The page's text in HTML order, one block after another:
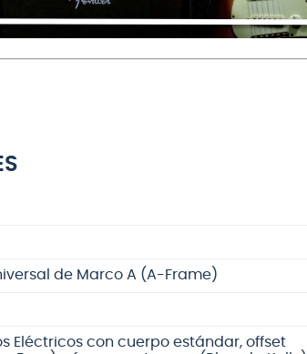
de Marco A (A-Frame)
Eléctricos con cuerpo estándar, offset